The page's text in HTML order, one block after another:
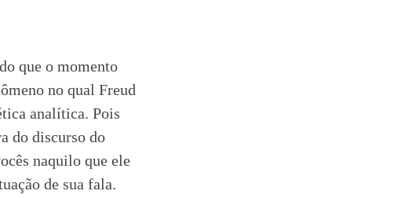
que o momento
no qual Freud
analítica. Pois
do discurso do
naquilo que ele
de sua fala.